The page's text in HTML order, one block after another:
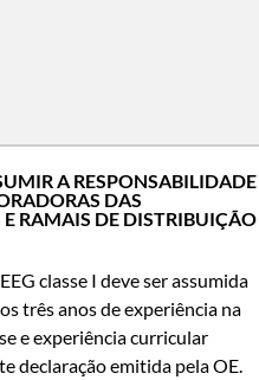
A RESPONSABILIDADE
DAS
RAMAIS DE DISTRIBUIÇÃO
classe I deve ser assumida
três anos de experiência na
e experiência curricular
declaração emitida pela OE.